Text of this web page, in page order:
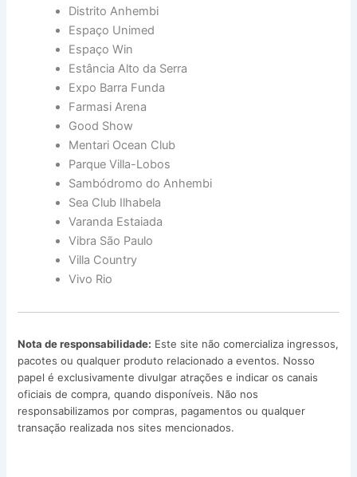
Distrito Anhembi
Espaço Unimed
Espaço Win
Estância Alto da Serra
Expo Barra Funda
Farmasi Arena
Good Show
Mentari Ocean Club
Parque Villa-Lobos
Sambódromo do Anhembi
Sea Club Ilhabela
Varanda Estaiada
Vibra São Paulo
Villa Country
Vivo Rio
Nota de responsabilidade: Este site não comercializa ingressos,
pacotes ou qualquer produto relacionado a eventos. Nosso
papel é exclusivamente divulgar atrações e indicar os canais
oficiais de compra, quando disponíveis. Não nos
responsabilizamos por compras, pagamentos ou qualquer
transação realizada nos sites mencionados.